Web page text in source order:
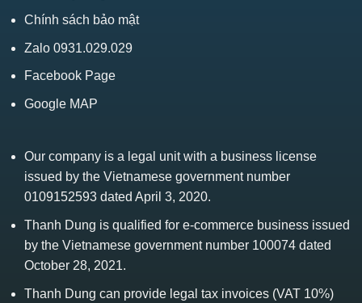
Chính sách bảo mật
Zalo 0931.029.029
Facebook Page
Google MAP
Our company is a legal unit with a business license
issued by the Vietnamese government number
0109152593 dated April 3, 2020.
Thanh Dung is qualified for e-commerce business issued
by the Vietnamese government number 100074 dated
October 28, 2021.
Thanh Dung can provide legal tax invoices (VAT 10%)